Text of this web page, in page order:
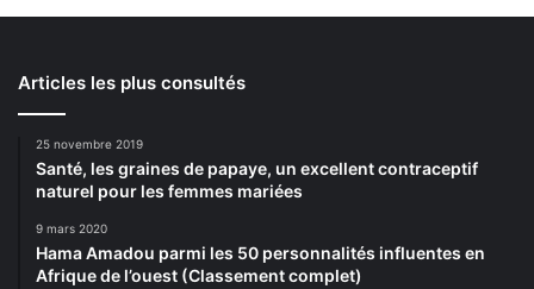
Articles les plus consultés
25 novembre 2019
Santé, les graines de papaye, un excellent contraceptif
naturel pour les femmes mariées
9 mars 2020
Hama Amadou parmi les 50 personnalités influentes en
Afrique de l’ouest (Classement complet)